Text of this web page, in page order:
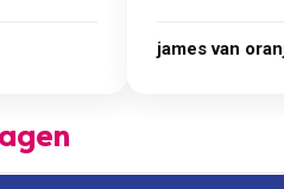
james van